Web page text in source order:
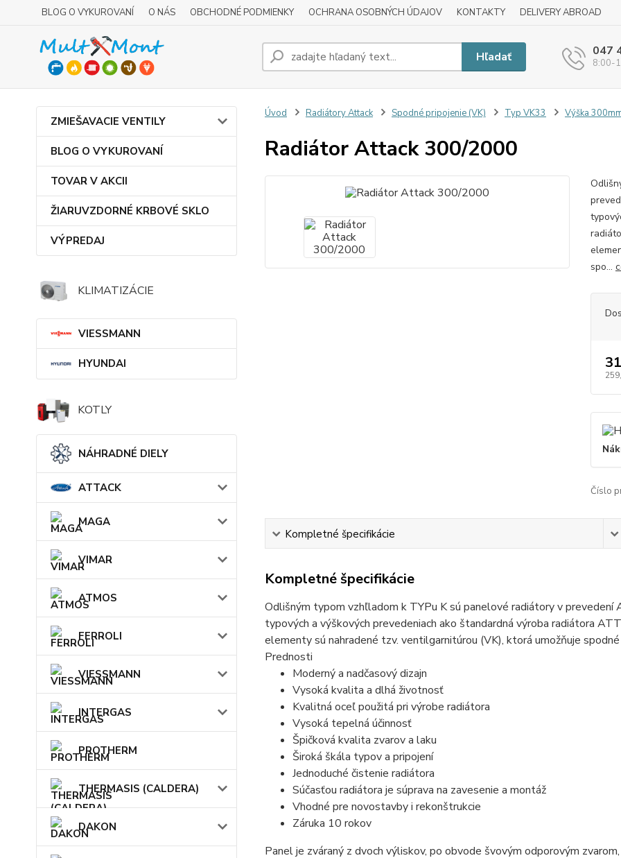
BLOG O VYKUROVANÍ O NÁS OBCHODNÉ PODMIENKY OCHRANA OSOBNÝCH ÚDAJOV KONTAKTY DELIVERY ABROAD
Hľadať 047
8:00-
ZMIEŠAVACIE VENTILY
BLOG O VYKUROVANÍ
TOVAR V AKCII
ŽIARUVZDORNÉ KRBOVÉ SKLO
VÝPREDAJ
KLIMATIZÁCIE
VIESSMANN
HYUNDAI
KOTLY
NÁHRADNÉ DIELY
ATTACK
MAGA
VIMAR
ATMOS
FERROLI
VIESSMANN
INTERGAS
PROTHERM
THERMASIS (CALDERA)
DAKON
Úvod Radiátory Attack Spodné pripojenie (VK) Typ VK33 Výška
Radiátor Attack 300/2000
spo...
Číslo
Kompletné špecifikácie
Kompletné špecifikácie
Odlišným typom vzhľladom k TYPu K sú panelové radiátory v
typových a výškových prevedeniach ako štandardná výroba radiátora
elementy sú nahradené tzv. ventilgarnitúrou (VK), ktorá umožňuje
Prednosti
Moderný a nadčasový dizajn
Vysoká kvalita a dlhá životnosť
Kvalitná oceľ použitá pri výrobe radiátora
Vysoká tepelná účinnosť
Špičková kvalita zvarov a laku
Široká škála typov a pripojení
Jednoduché čistenie radiátora
Súčasťou radiátora je súprava na zavesenie a montáž
Vhodné pre novostavby i rekonštrukcie
Záruka 10 rokov
Panel je zváraný z dvoch výliskov, po obvode švovým odporovým